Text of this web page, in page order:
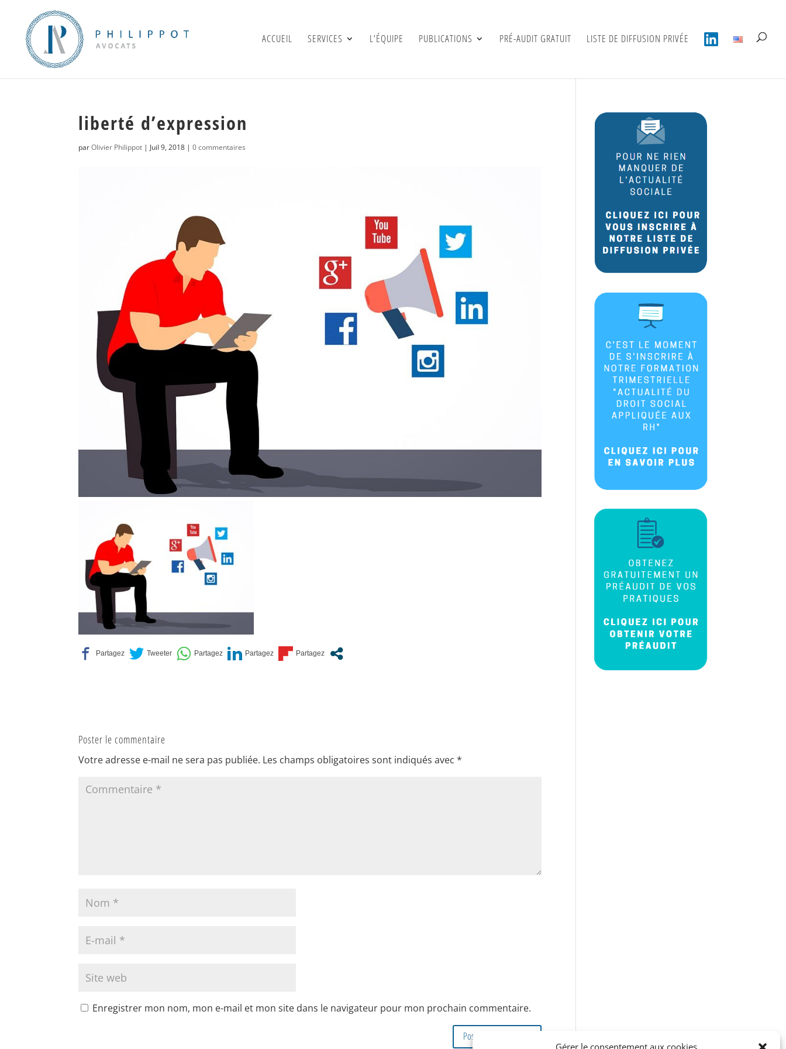
Gérer le consentement aux cookies
ACCUEIL SERVICES L’ÉQUIPE PUBLICATIONS PRÉ-AUDIT GRATUIT LISTE DE DIFFUSION PRIVÉE
liberté d’expression
parOlivier Philippot | Juil 9, 2018 |0 commentaires
Poster le commentaire
Votre adresse e-mail ne sera pas publiée. Les champs obligatoires sont indiqués avec*
Enregistrer mon nom, mon e-mail et mon site dans le navigateur pour mon prochain commentaire.